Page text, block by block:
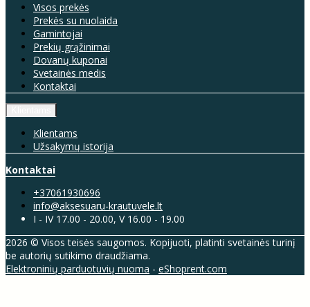
Visos prekės
Prekės su nuolaida
Gamintojai
Prekių grąžinimai
Dovanų kuponai
Svetainės medis
Kontaktai
Klientams
Užsakymų istorija
Kontaktai
+37061930696
info@aksesuaru-krautuvele.lt
I - IV 17.00 - 20.00, V 16.00 - 19.00
2026 © Visos teisės saugomos. Kopijuoti, platinti svetainės turinį
be autorių sutikimo draudžiama.
Elektroninių parduotuvių nuoma - eShoprent.com